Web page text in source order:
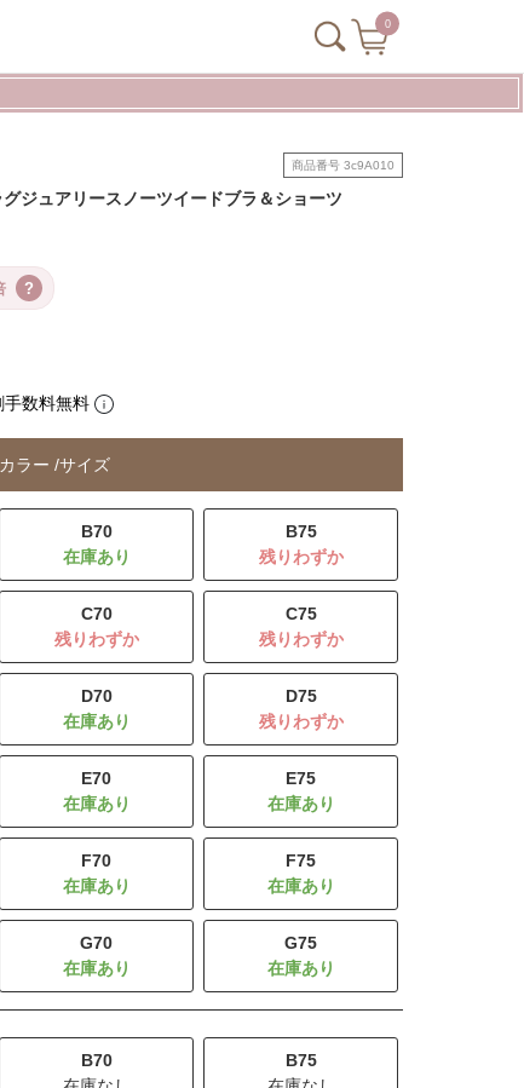
0
商品番号 3c9A010
ュアリースノーツイードブラ＆ショーツ
?
数料無料
カラー サイズ
B70
B75
残りわずか
C70
残りわずか
C75
残りわずか
D70
D75
残りわずか
E70 E75
F70 F75
G70 G75
B70
B75